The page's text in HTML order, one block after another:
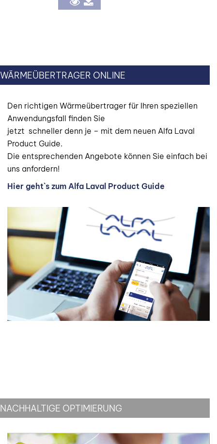
WÄRMEÜBERTRAGER ONLINE
Den richtigen Wärmeübertrager für Ihren speziellen
Anwendungsfall finden Sie
jetzt schneller denn je – mit dem neuen Alfa Laval
Product Guide.
Die entsprechenden Angebote können Sie einfach bei
uns anfordern!
Hier geht`s zum Alfa Laval Product Guide
NACHHALTIGE OPTIMIERUNG